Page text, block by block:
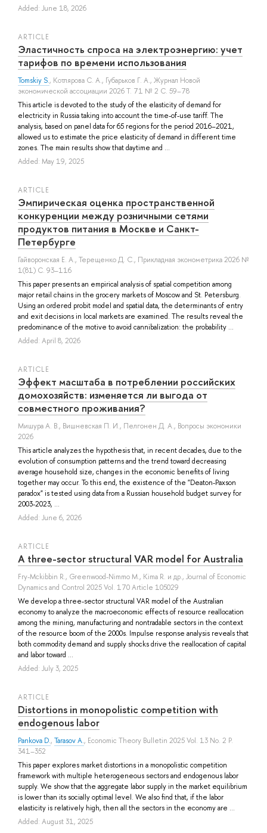
Added: June 18, 2026
ARTICLE
Эластичность спроса на электроэнергию: учет
тарифов по времени использования
Tomskiy S., Котлярова С. А., Губарьков Г. А., Журнал Новой
экономической ассоциации 2026 Т. 71 № 2 С. 59–78
This article is devoted to the study of the elasticity of demand for
electricity in Russia taking into account the time-of-use tariff. The
analysis, based on panel data for 65 regions for the period 2016–2021,
allowed us to estimate the price elasticity of demand in different time
zones. The main results show that daytime and ...
Added: May 19, 2025
ARTICLE
Эмпирическая оценка пространственной
конкуренции между розничными сетями
продуктов питания в Москве и Санкт-
Петербурге
Гайворонская Е. А., Терещенко Д. С., Прикладная эконометрика 2026 №
1(81) С. 93–116
This paper presents an empirical analysis of spatial competition among
major retail chains in the grocery markets of Moscow and St. Petersburg.
Using an ordered probit model and spatial data, the determinants of entry
and exit decisions in local markets are examined. The results reveal the
predominance of the motive to avoid cannibalization: the probability ...
Added: April 8, 2026
ARTICLE
Эффект масштаба в потреблении российских
домохозяйств: изменяется ли выгода от
совместного проживания?
Мишура А. В., Вишневская П. И., Пелгонен Д. А., Вопросы экономики
2026
This article analyzes the hypothesis that, in recent decades, due to the
evolution of consumption patterns and the trend toward decreasing
average household size, changes in the economic benefits of living
together may occur. To this end, the existence of the "Deaton-Paxson
paradox" is tested using data from a Russian household budget survey for
2003-2023, ...
Added: June 6, 2026
ARTICLE
A three-sector structural VAR model for Australia
Fry-Mckibbin R., Greenwood-Nimmo M., Kima R. и др., Journal of Economic
Dynamics and Control 2025 Vol. 170 Article 105029
We develop a three-sector structural VAR model of the Australian
economy to analyze the macroeconomic effects of resource reallocation
among the mining, manufacturing and nontradable sectors in the context
of the resource boom of the 2000s. Impulse response analysis reveals that
both commodity demand and supply shocks drive the reallocation of capital
and labor toward ...
Added: July 3, 2025
ARTICLE
Distortions in monopolistic competition with
endogenous labor
Pankova D., Tarasov A., Economic Theory Bulletin 2025 Vol. 13 No. 2 P.
341–352
This paper explores market distortions in a monopolistic competition
framework with multiple heterogeneous sectors and endogenous labor
supply. We show that the aggregate labor supply in the market equilibrium
is lower than its socially optimal level. We also find that, if the labor
elasticity is relatively high, then all the sectors in the economy are ...
Added: August 31, 2025